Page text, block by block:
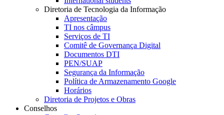
Diretoria de Tecnologia da Informação
Apresentação
TI nos câmpus
Serviços de TI
Comitê de Governança Digital
Documentos DTI
PEN/SUAP
Segurança da Informação
Política de Armazenamento Google
Horários
Diretoria de Projetos e Obras
Conselhos